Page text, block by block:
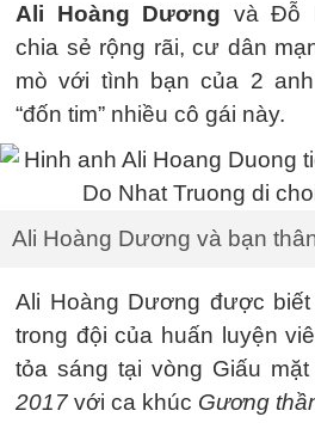
Ali Hoàng Dương và Đỗ
chia sẻ rộng rãi, cư dân
mò với tình bạn của 2
“đốn tim” nhiều cô gái này.
Ali Hoàng Dương và bạn
Ali Hoàng Dương được
trong đội của huấn luyện
tỏa sáng tại vòng Giấu mặt
2017 với ca khúc Gương